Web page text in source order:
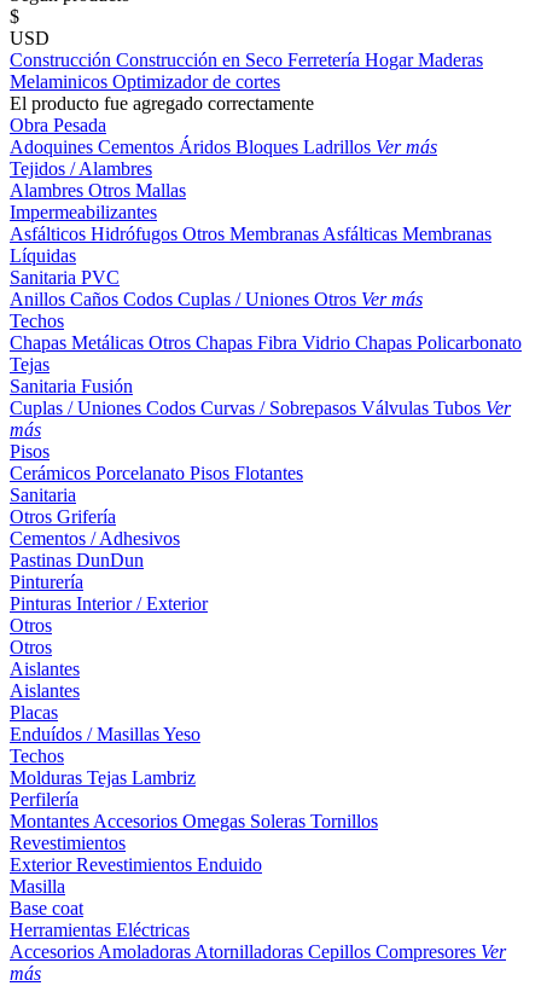
$
USD
Construcción Construcción en Seco Ferretería HogarMaderas
Melaminicos Optimizador de cortes
El producto fue agregado correctamente
Obra Pesada
Adoquines Cementos Áridos Bloques Ladrillos Ver más
Tejidos / Alambres
Alambres Otros Mallas
Impermeabilizantes
Asfálticos Hidrófugos Otros Membranas Asfálticas Membranas
Líquidas
Sanitaria PVC
Anillos Caños Codos Cuplas / Uniones Otros Ver más
Techos
Chapas Metálicas Otros Chapas Fibra Vidrio Chapas Policarbonato
Tejas
Sanitaria Fusión
Cuplas / Uniones Codos Curvas / Sobrepasos Válvulas Tubos Ver
más
Pisos
Cerámicos Porcelanato Pisos Flotantes
Sanitaria
Otros Grifería
Cementos / Adhesivos
Pastinas DunDun
Pinturería
Pinturas Interior / Exterior
Otros
Otros
Aislantes
Aislantes
Placas
Enduídos / MasillasYeso
Techos
Molduras Tejas Lambriz
Perfilería
Montantes Accesorios Omegas Soleras Tornillos
Revestimientos
ExteriorRevestimientos Enduido
Masilla
Base coat
Herramientas Eléctricas
Accesorios Amoladoras Atornilladoras Cepillos Compresores Ver
más